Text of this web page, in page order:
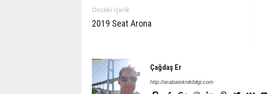
Önceki İçerik
2019 Seat Arona
Çağdaş Er
http://arabateknikbilgi.com